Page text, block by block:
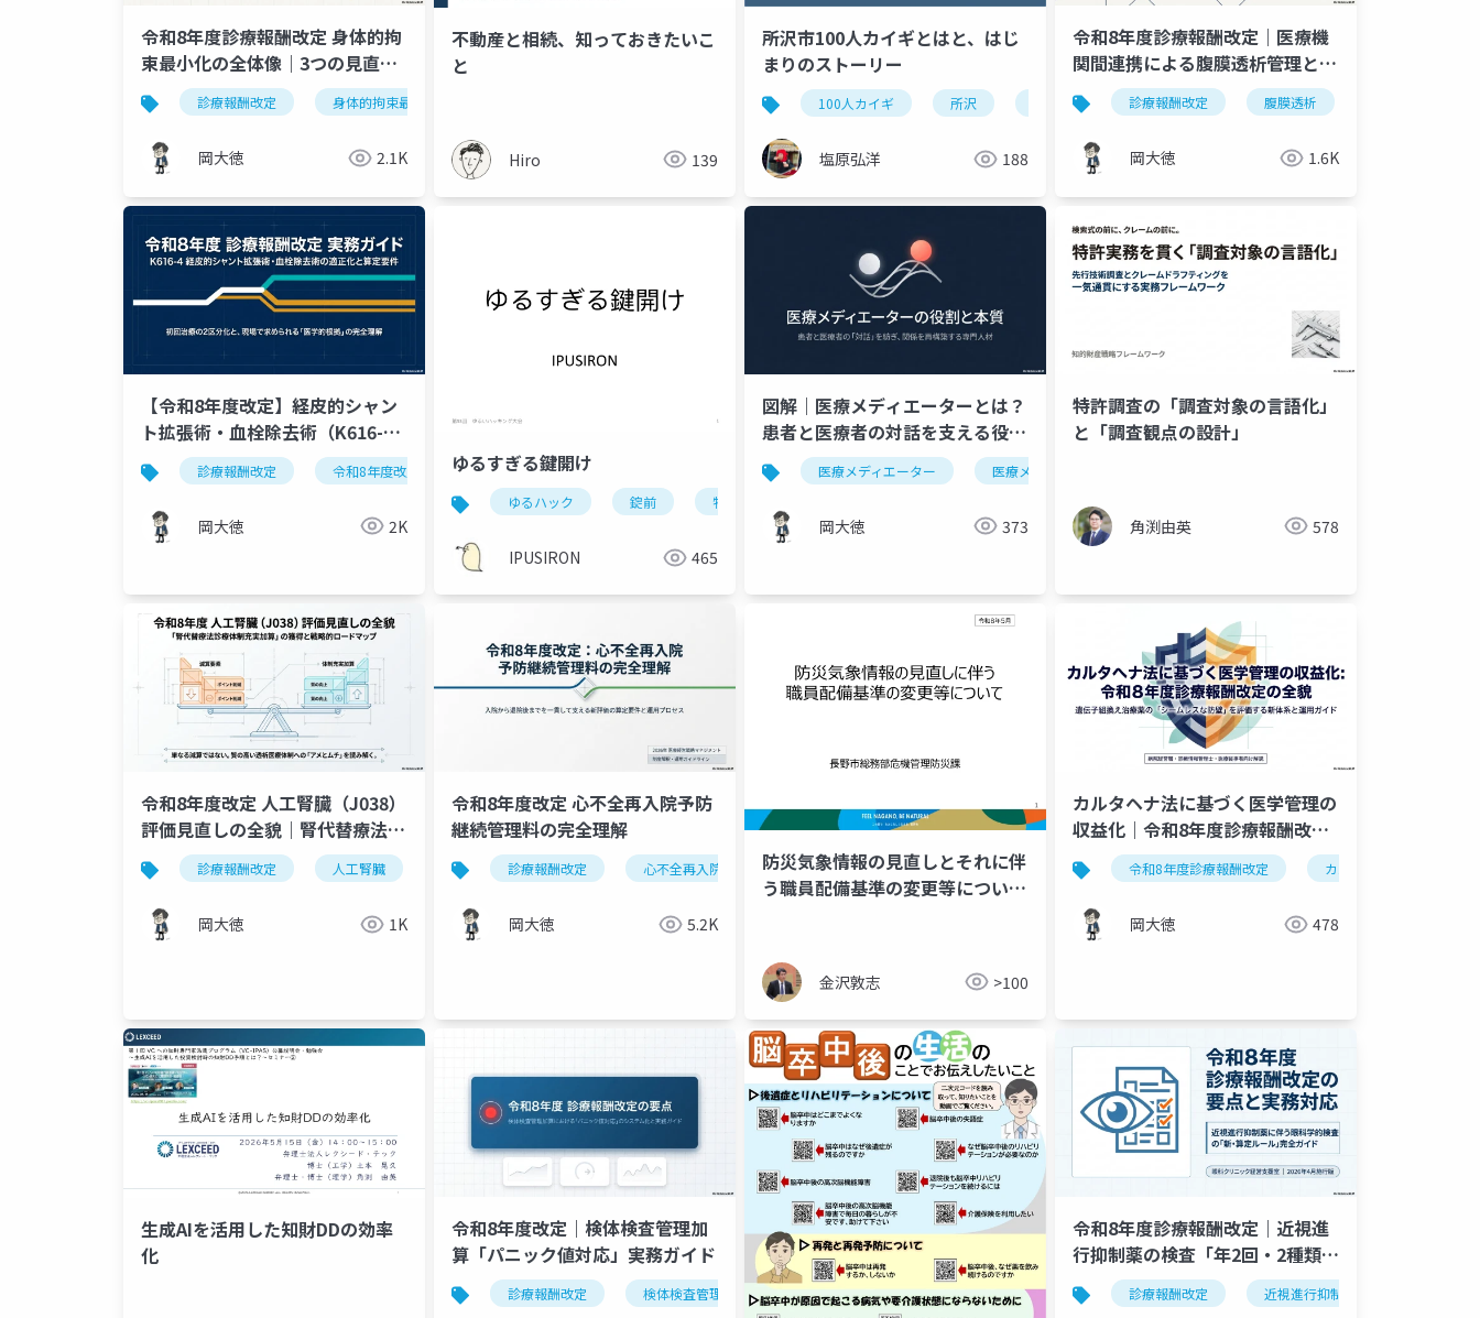
令和8年度診療報酬改定 身体的拘
束最小化の全体像｜3つの見直し
と施設経営への影響
診療報酬改定 身体的拘束最小化 身体的拘束最小化推進体制加算 病院経営
岡大徳 2.1K
不動産と相続、知っておきたいこ
と
Hiro 139
所沢市100人カイギとはと、はじ
まりのストーリー
100人カイギ 所沢 地域活性化 知識創造企業 コミュニティ
塩原弘洋 188
令和8年度診療報酬改定｜医療機
関間連携による腹膜透析管理と新
設「管理料2」を図解
診療報酬改定 腹膜透析
岡大徳 1.6K
【令和8年度改定】経皮的シャン
ト拡張術・血栓除去術（K616-
4）の適正化｜初回2区分化と算定
要件を図解
診療報酬改定 令和8年度改定 透析医療 経皮的シャント拡張術 k616-4
岡大徳 2K
ゆるすぎる鍵開け
ゆるハック 錠前 物理的セキュリティ
IPUSIRON 465
図解｜医療メディエーターとは？
患者と医療者の対話を支える役割
と4つの原則医療メディエーター 医療メディエーション
岡大徳 373
特許調査の「調査対象の言語化」
と「調査観点の設計」
角渕由英 578
令和8年度改定 人工腎臓（J038）
評価見直しの全貌｜腎代替療法診
療体制充実加算の獲得戦略
診療報酬改定 人工腎臓 透析医療 腎代替療法診療体制充実加算 令和8年度改定
岡大徳 1K
令和8年度改定 心不全再入院予防
継続管理料の完全理解
診療報酬改定 心不全再入院予防継続管理料 心不全 令和8年度改定 多職種連携
岡大徳 5.2K
防災気象情報の見直しとそれに伴
う職員配備基準の変更等につい
金沢敦志 >100
カルタヘナ法に基づく医学管理の
収益化｜令和8年度診療報酬改定
で新設「特定薬剤治療環境特別加
算」を解説
令和8年度診療報酬改定 カルタヘナ法
岡大徳 478
生成AIを活用した知財DDの効率
化
令和8年度改定｜検体検査管理加
算「パニック値対応」実務ガイド
診療報酬改定 検体検査管理加算 パニック値 医療安全 令和8年度改定
令和8年度診療報酬改定｜近視進
行抑制薬の検査「年2回・2種類ま
で」新算定ルール完全ガイド
診療報酬改定 近視進行抑制薬